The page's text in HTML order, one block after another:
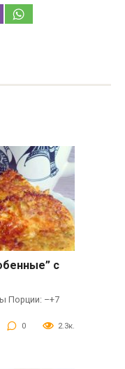
с
Порции: –+7
0 2.3к.